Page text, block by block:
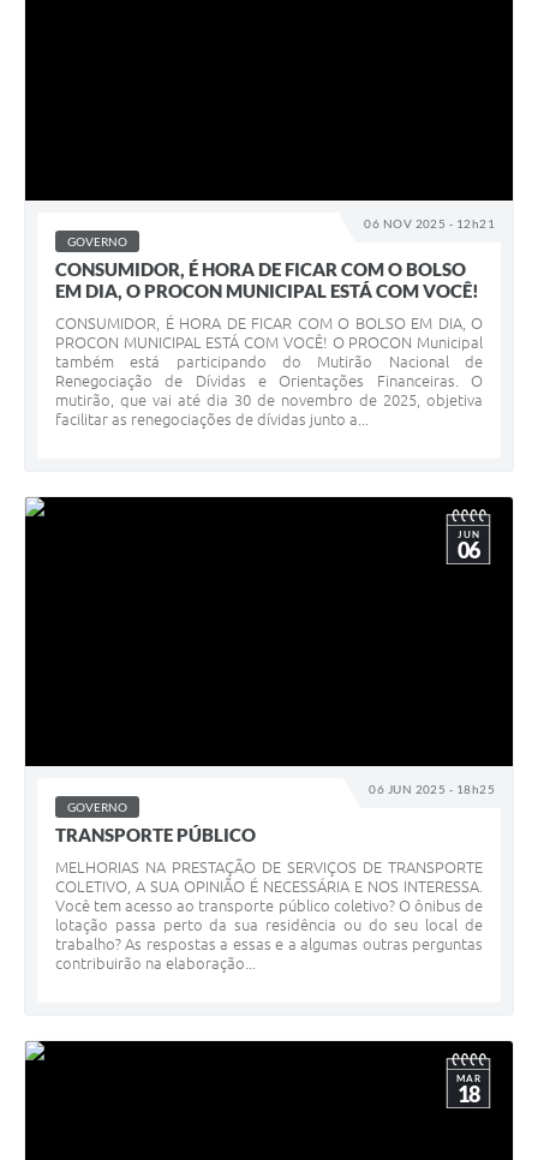
06 NOV 2025 - 12h21
GOVERNO
CONSUMIDOR, É HORA DE FICAR COM O BOLSO
EM DIA, O PROCON MUNICIPAL ESTÁ COM VOCÊ!
CONSUMIDOR, É HORA DE FICAR COM O BOLSO EM DIA, O
PROCON MUNICIPAL ESTÁ COM VOCÊ! O PROCON Municipal
também está participando do Mutirão Nacional de
Renegociação de Dívidas e Orientações Financeiras. O
mutirão, que vai até dia 30 de novembro de 2025, objetiva
facilitar as renegociações de dívidas junto a...
06 JUN 2025 - 18h25
JUN
06
GOVERNO
TRANSPORTE PÚBLICO
MELHORIAS NA PRESTAÇÃO DE SERVIÇOS DE TRANSPORTE
COLETIVO, A SUA OPINIÃO É NECESSÁRIA E NOS INTERESSA.
Você tem acesso ao transporte público coletivo? O ônibus de
lotação passa perto da sua residência ou do seu local de
trabalho? As respostas a essas e a algumas outras perguntas
contribuirão na elaboração...
MAR
18